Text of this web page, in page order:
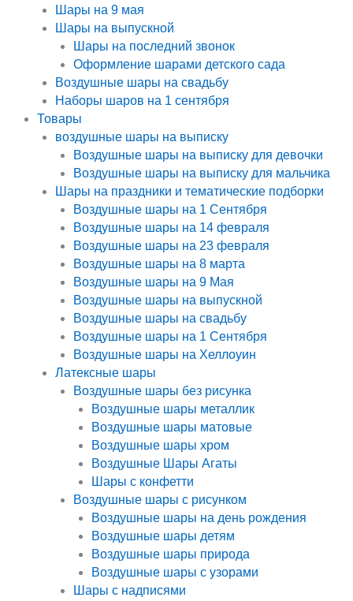
Шары на 9 мая
Шары на выпускной
Шары на последний звонок
Оформление шарами детского сада
Воздушные шары на свадьбу
Наборы шаров на 1 сентября
Товары
воздушные шары на выписку
Воздушные шары на выписку для девочки
Воздушные шары на выписку для мальчика
Шары на праздники и тематические подборки
Воздушные шары на 1 Сентября
Воздушные шары на 14 февраля
Воздушные шары на 23 февраля
Воздушные шары на 8 марта
Воздушные шары на 9 Мая
Воздушные шары на выпускной
Воздушные шары на свадьбу
Воздушные шары на 1 Сентября
Воздушные шары на Хеллоуин
Латексные шары
Воздушные шары без рисунка
Воздушные шары металлик
Воздушные шары матовые
Воздушные шары хром
Воздушные Шары Агаты
Шары с конфетти
Воздушные шары с рисунком
Воздушные шары на день рождения
Воздушные шары детям
Воздушные шары природа
Воздушные шары с узорами
Шары с надписями